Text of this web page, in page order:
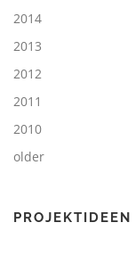
2014
2013
2012
2011
2010
older
PROJEKTIDEEN